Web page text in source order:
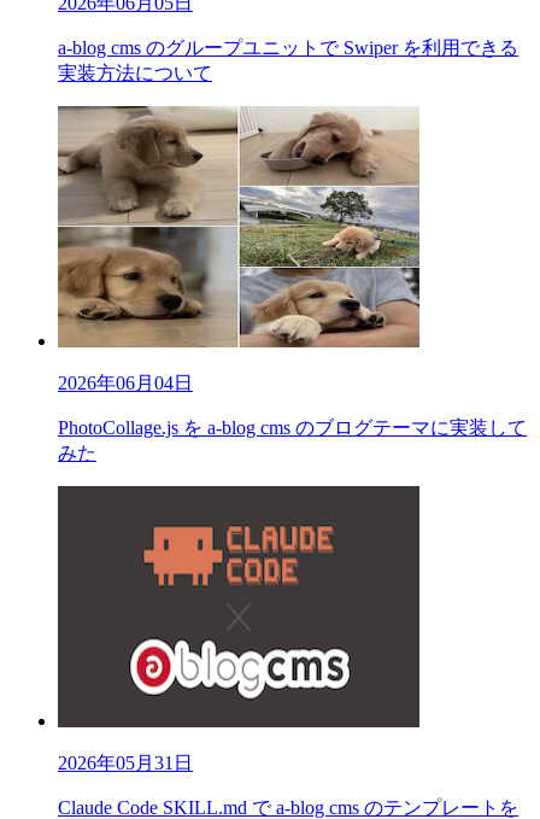
a-blog cms のグループユニットで Swiper を利用できる
実装方法について
2026年06月04日
PhotoCollage.js を a-blog cms のブログテーマに実装して
みた
2026年05月31日
Claude Code SKILL.md で a-blog cms のテンプレートを